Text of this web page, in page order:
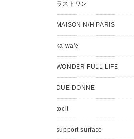
ラストワン
MAISON N/H PARIS
ka wa'e
WONDER FULL LIFE
DUE DONNE
tocit
support surface